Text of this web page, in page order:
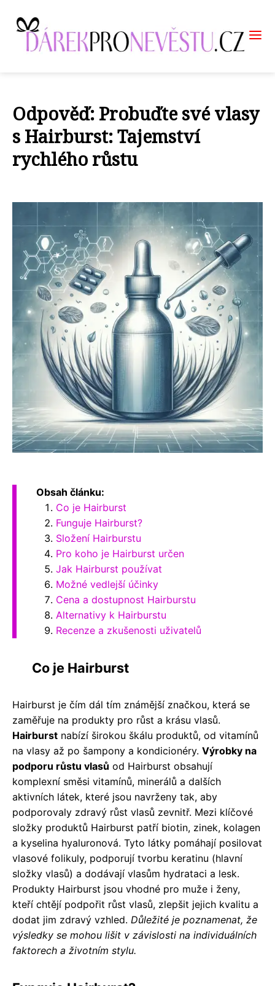
Odpověď: Probuďte své vlasy
s Hairburst: Tajemství
rychlého růstu
Obsah článku:
Co je Hairburst
Funguje Hairburst?
Složení Hairburstu
Pro koho je Hairburst určen
Jak Hairburst používat
Možné vedlejší účinky
Cena a dostupnost Hairburstu
Alternativy k Hairburstu
Recenze a zkušenosti uživatelů
Co je Hairburst
Hairburst je čím dál tím známější značkou, která se
zaměřuje na produkty pro růst a krásu vlasů.
Hairburst nabízí širokou škálu produktů, od vitamínů
na vlasy až po šampony a kondicionéry. Výrobky na
podporu růstu vlasů od Hairburst obsahují
komplexní směsi vitamínů, minerálů a dalších
aktivních látek, které jsou navrženy tak, aby
podporovaly zdravý růst vlasů zevnitř. Mezi klíčové
složky produktů Hairburst patří biotin, zinek, kolagen
a kyselina hyaluronová. Tyto látky pomáhají posilovat
vlasové folikuly, podporují tvorbu keratinu (hlavní
složky vlasů) a dodávají vlasům hydrataci a lesk.
Produkty Hairburst jsou vhodné pro muže i ženy,
kteří chtějí podpořit růst vlasů, zlepšit jejich kvalitu a
dodat jim zdravý vzhled. Důležité je poznamenat, že
výsledky se mohou lišit v závislosti na individuálních
faktorech a životním stylu.